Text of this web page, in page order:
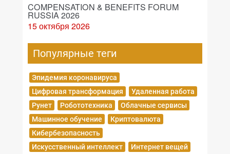
COMPENSATION & BENEFITS FORUM
RUSSIA 2026
15 октября 2026
Популярные теги
Эпидемия коронавируса
Цифровая трансформация
Удаленная работа
Рунет
Робототехника
Облачные сервисы
Машинное обучение
Криптовалюта
Кибербезопасность
Искусственный интеллект
Интернет вещей